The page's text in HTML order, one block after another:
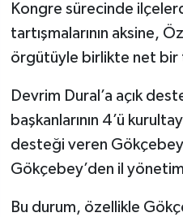
Kongre sürecinde
tartışmalarının aksine,
örgütüyle birlikte net bir
Devrim Dural’a açık
başkanlarının 4’ü
desteği veren Gökçebey
Gökçebey’den il
Bu durum, özellikle